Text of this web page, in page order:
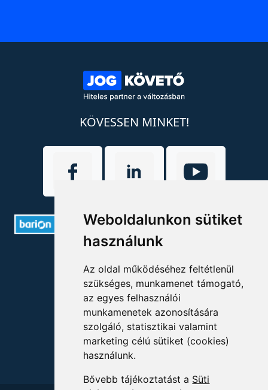
Weboldalunkon sütiket
használunk
Az oldal működéséhez feltétlenül
szükséges, munkamenet támogató,
az egyes felhasználói
munkamenetek azonosítására
szolgáló, statisztikai valamint
marketing célú sütiket (cookies)
használunk.
Bővebb tájékoztatást a Süti
KÖVESSEN MINKET!
+36 1 880 7600
info@mprx.hu